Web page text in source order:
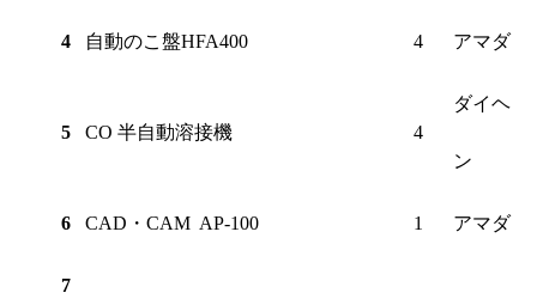
4 自動のこ盤HFA400 4 アマダ
5 CO 半自動溶接機 4
ダイヘ
ン
6 CAD・CAM AP-100 1 アマダ
7